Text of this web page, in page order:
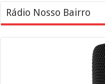
Rádio Nosso Bairro